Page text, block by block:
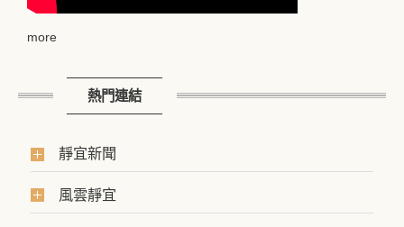
more
熱門連結
靜宜新聞
風雲靜宜